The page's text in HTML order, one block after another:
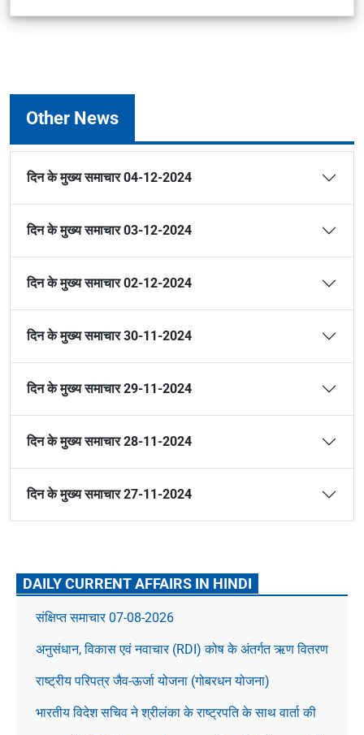
Other News
दिन के मुख्य समाचार 04-12-2024
दिन के मुख्य समाचार 03-12-2024
दिन के मुख्य समाचार 02-12-2024
दिन के मुख्य समाचार 30-11-2024
दिन के मुख्य समाचार 29-11-2024
दिन के मुख्य समाचार 28-11-2024
दिन के मुख्य समाचार 27-11-2024
DAILY CURRENT AFFAIRS IN HINDI
संक्षिप्त समाचार 07-08-2026
अनुसंधान, विकास एवं नवाचार (RDI) कोष के अंतर्गत ऋण वितरण
राष्ट्रीय परिपत्र जैव-ऊर्जा योजना (गोबरधन योजना)
भारतीय विदेश सचिव ने श्रीलंका के राष्ट्रपति के साथ वार्ता की